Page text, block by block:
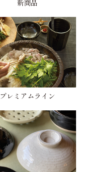
新商品
プレミアムライン